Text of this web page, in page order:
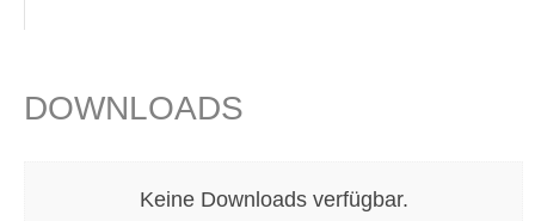
DOWNLOADS
Keine Downloads verfügbar.